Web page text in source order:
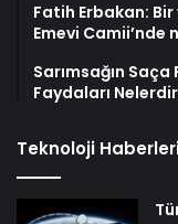
Fatih Erbakan:
Emevi Camii’nde
Sarımsağın Saça
Faydaları
Teknoloji